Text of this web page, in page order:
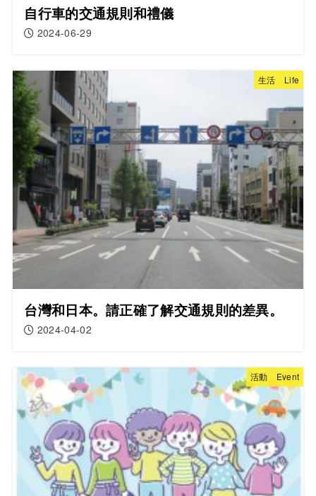
自行車的交通規則和禮儀
2024-06-29
生活 Life
台灣和日本。請正確了解交通規則的差異。
2024-04-02
活動 Event